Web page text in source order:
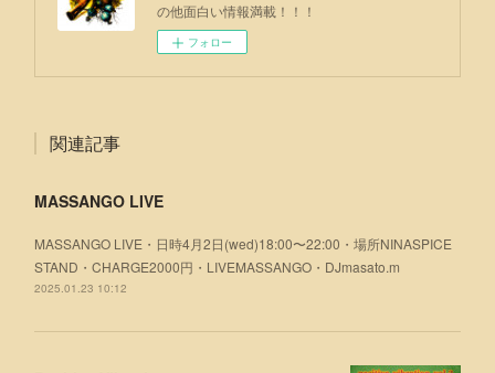
の他面白い情報満載！！！
フォロー
関連記事
MASSANGO LIVE
MASSANGO LIVE・日時4月2日(wed)18:00〜22:00・場所NINASPICE
STAND・CHARGE2000円・LIVEMASSANGO・DJmasato.m
2025.01.23 10:12